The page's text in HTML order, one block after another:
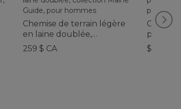
Chemise de terrain légère
en laine doublée,
collection Maine Guide,
pour hommes
259 $ CA
percale
$ CA